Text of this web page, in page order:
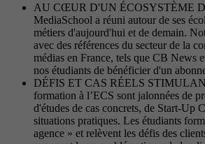
AU CŒUR D'UN ÉCOSYSTÈME
MediaSchool a réuni autour de ses
métiers d'aujourd'hui et de demain.
avec des références du secteur de la
médias en France, tels que CB News
nos étudiants de bénéficier d'un
DÉFIS ET CAS RÉELS
formation à l’ECS sont jalonnées de
d'études de cas concrets, de Start-Up
situations pratiques. Les étudiants
agence » et relèvent les défis des